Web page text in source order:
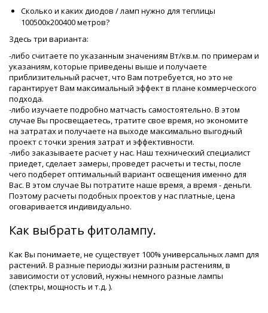
Сколько и каких диодов / ламп нужно для теплицы
100500х200400 метров?
Здесь три варианта:
-либо считаете по указанным значениям Вт/кв.м. по примерам и
указаниям, которые приведены выше и получаете
приблизительный расчет, что Вам потребуется, но это не
гарантирует Вам максимальный эффект в плане коммерческого
подхода.
-либо изучаете подробно матчасть самостоятельно. В этом
случае Вы просвещаетесь, тратите свое время, но экономите
на затратах и получаете на выходе максимально выгодный
проект с точки зрения затрат и эффективности.
-либо заказываете расчет у нас. Наш технический специалист
приедет, сделает замеры, проведет расчеты и тесты, после
чего подберет оптимальный вариант освещения именно для
Вас. В этом случае Вы потратите наше время, а время - деньги.
Поэтому расчеты подобных проектов у нас платные, цена
оговаривается индивидуально.
Как выбрать фитолампу.
Как Вы понимаете, не существует 100% универсальных ламп для
растений. В разные периоды жизни разным растениям, в
зависимости от условий, нужны немного разные лампы
(спектры, мощность и т.д. ).